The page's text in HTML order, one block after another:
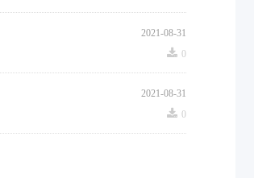
2021-08-31
끂 0
2021-08-31
끂 0